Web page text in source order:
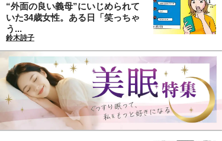
“外面の良い義母”にいじめられて
いた34歳女性。ある日「笑っちゃ
う...
鈴木詩子